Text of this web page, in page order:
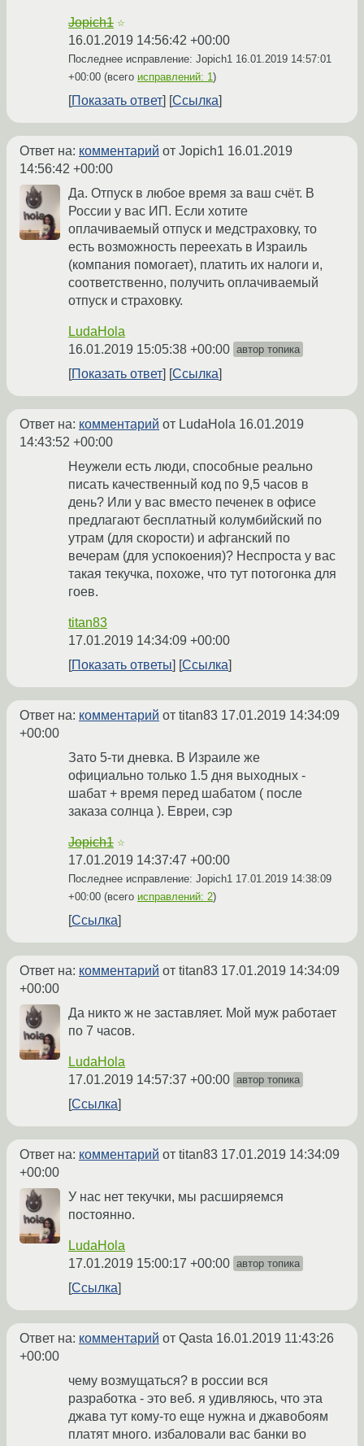
Jopich1 ☆
16.01.2019 14:56:42 +00:00
Последнее исправление: Jopich1 16.01.2019 14:57:01
+00:00 (всего исправлений: 1)
Показать ответ Ссылка
Ответ на: комментарий от Jopich1 16.01.2019
14:56:42 +00:00
Да. Отпуск в любое время за ваш счёт. В
России у вас ИП. Если хотите
оплачиваемый отпуск и медстраховку, то
есть возможность переехать в Израиль
(компания помогает), платить их налоги и,
соответственно, получить оплачиваемый
отпуск и страховку.
LudaHola
16.01.2019 15:05:38 +00:00 автор топика
Показать ответ Ссылка
Ответ на: комментарий от LudaHola 16.01.2019
14:43:52 +00:00
Неужели есть люди, способные реально
писать качественный код по 9,5 часов в
день? Или у вас вместо печенек в офисе
предлагают бесплатный колумбийский по
утрам (для скорости) и афганский по
вечерам (для успокоения)? Неспроста у вас
такая текучка, похоже, что тут потогонка для
гоев.
titan83
17.01.2019 14:34:09 +00:00
Показать ответы
Ссылка
Ответ на: комментарий от titan83 17.01.2019 14:34:09
+00:00
Зато 5-ти дневка. В Израиле же
официально только 1.5 дня выходных -
шабат + время перед шабатом ( после
заказа солнца ). Евреи, сэр
Jopich1 ☆
17.01.2019 14:37:47 +00:00
Последнее исправление: Jopich1 17.01.2019 14:38:09
+00:00 (всего исправлений: 2)
Ссылка
Ответ на: комментарий от titan83 17.01.2019 14:34:09
+00:00
Да никто ж не заставляет. Мой муж работает
по 7 часов.
LudaHola
17.01.2019 14:57:37 +00:00 автор топика
Ссылка
Ответ на: комментарий от titan83 17.01.2019 14:34:09
+00:00
У нас нет текучки, мы расширяемся
постоянно.
LudaHola
17.01.2019 15:00:17 +00:00 автор топика
Ссылка
Ответ на: комментарий от Qasta 16.01.2019 11:43:26
+00:00
чему возмущаться? в россии вся
разработка - это веб. я удивляюсь, что эта
джава тут кому-то еще нужна и джавобоям
платят много. избаловали вас банки во